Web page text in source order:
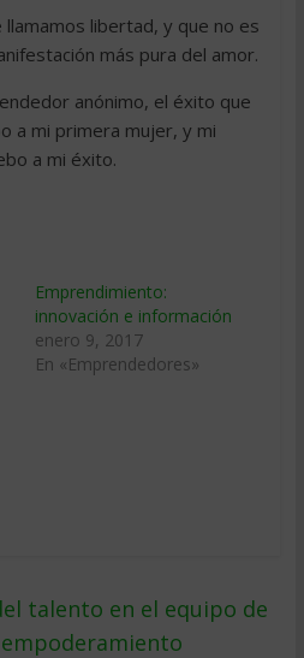
libertad, y que no es
más pura del amor.
anónimo, el éxito que
a mi primera mujer, y mi
a mi éxito.
Emprendimiento:
innovación e información
enero 9, 2017
En «Emprendedores»
talento en el equipo de